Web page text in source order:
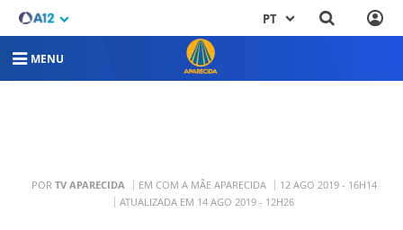
PT
MENU
POR TV APARECIDA EM COM A MÃE APARECIDA
12 AGO 2019 - 16H14
ATUALIZADA EM 14 AGO 2019 - 12H26